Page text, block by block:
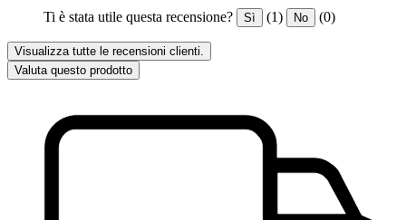
Ti è stata utile questa recensione? Sì (1) No (0)
Visualizza tutte le recensioni clienti.
Valuta questo prodotto